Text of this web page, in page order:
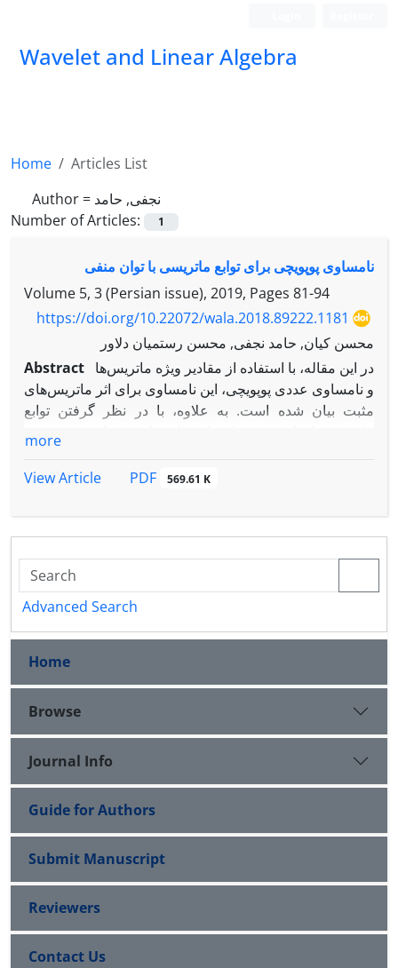
Wavelet and Linear Algebra
Home
Articles List
Author = نجفی, حامد
Number of Articles:
1
نامساوی پوپویچی برای توابع ماتریسی با توان منفی
Volume 5, 3 (Persian issue), 2019, Pages 81-94
https://doi.org/10.22072/wala.2018.89222.1181
محسن کیان, حامد نجفی, محسن رستمیان دلاور
Abstract در این مقاله، با استفاده از مقادیر ویژه ماتریس‌ها
و نامساوی عددی پوپویچی، این نامساوی برای اثر ماتریس‌های
مثبت بیان شده است. به علاوه، با در نظر گرفتن توابع
more
View Article
PDF 569.61 K
Advanced Search
Home
Browse
Journal Info
Guide for Authors
Submit Manuscript
Reviewers
Contact Us